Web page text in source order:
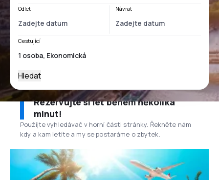
Odlet Návrat
Cestující
Hledat
Rezervujte si let během několika
minut!
Použijte vyhledávač v horní části stránky. Řekněte nám
kdy a kam letíte a my se postaráme o zbytek.